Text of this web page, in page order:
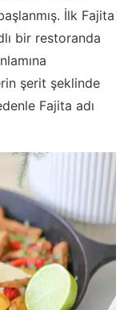
İlk Fajita
bir restoranda
şerit şeklinde
Fajita adı